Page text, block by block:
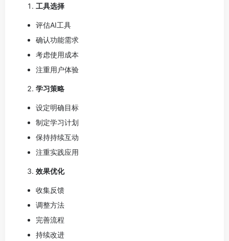
工具选择
评估AI工具
确认功能需求
考虑使用成本
注重用户体验
学习策略
设定明确目标
制定学习计划
保持持续互动
注重实践应用
效果优化
收集反馈
调整方法
完善流程
持续改进